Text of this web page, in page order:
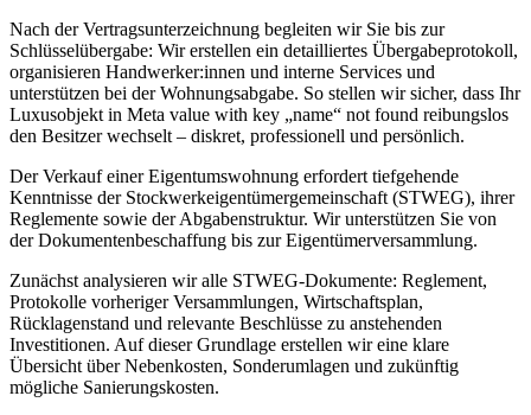
Nach der Vertragsunterzeichnung begleiten wir Sie bis zur
Schlüsselübergabe: Wir erstellen ein detailliertes Übergabeprotokoll,
organisieren Handwerker:innen und interne Services und
unterstützen bei der Wohnungsabgabe. So stellen wir sicher, dass Ihr
Luxusobjekt in Meta value with key „name“ not found reibungslos
den Besitzer wechselt – diskret, professionell und persönlich.
Der Verkauf einer Eigentumswohnung erfordert tiefgehende
Kenntnisse der Stockwerkeigentümergemeinschaft (STWEG), ihrer
Reglemente sowie der Abgabenstruktur. Wir unterstützen Sie von
der Dokumentenbeschaffung bis zur Eigentümerversammlung.
Zunächst analysieren wir alle STWEG-Dokumente: Reglement,
Protokolle vorheriger Versammlungen, Wirtschaftsplan,
Rücklagenstand und relevante Beschlüsse zu anstehenden
Investitionen. Auf dieser Grundlage erstellen wir eine klare
Übersicht über Nebenkosten, Sonderumlagen und zukünftig
mögliche Sanierungskosten.